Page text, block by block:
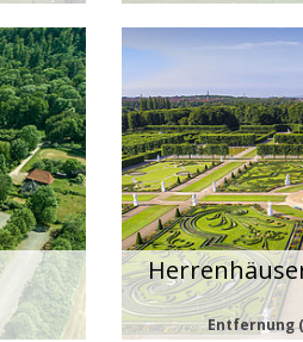
Entfernung